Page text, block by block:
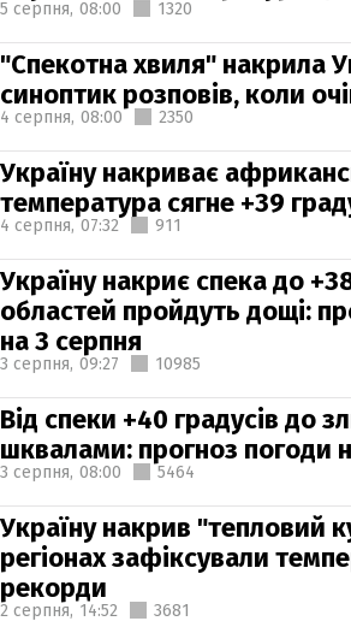
5 серпня, 08:00 1320
"Спекотна хвиля" накрила
синоптик розповів, коли
4 серпня, 08:00 2350
Україну накриває
температура сягне +39
4 серпня, 07:32 911
Україну накриє спека до
областей пройдуть дощі:
на 3 серпня
3 серпня, 09:27 10985
Від спеки +40 градусів до
шквалами: прогноз погоди
3 серпня, 08:00 5464
Україну накрив "тепловий
регіонах зафіксували
рекорди
2 серпня, 14:52 3681